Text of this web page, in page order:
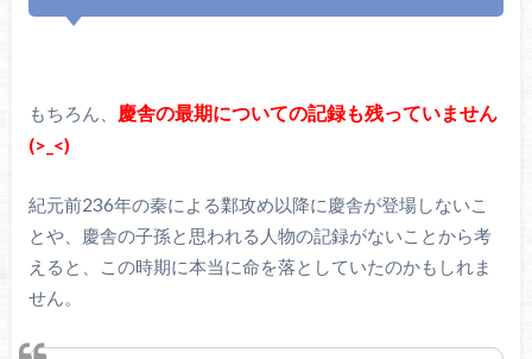
もちろん、
慶舎の最期についての記録も残っていません
(>_<)
紀元前236年の秦による鄴攻め以降に慶舎が登場しないこ
とや、慶舎の子孫と思われる人物の記録がないことから考
えると、この時期に本当に命を落としていたのかもしれま
せん。